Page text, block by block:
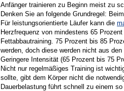
Anfänger trainieren zu Beginn meist zu
Denken Sie an folgende Grundregel:
Für leistungsorientierte Läufer kann die
Herzfrequenz von mindestens 65
Fettabbautraining. 75 Prozent bis 85
werden, doch diese werden nicht aus
Geringere Intensität (65 Prozent bis 75
Nicht nur regelmäßiges Training ist
sollte, gibt dem Körper nicht die
Dauerbelastung führt schnell zu einem